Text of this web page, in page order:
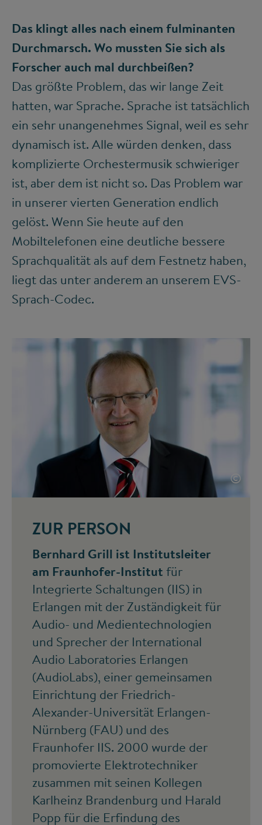
Das klingt alles nach einem fulminanten
Durchmarsch. Wo mussten Sie sich als
Forscher auch mal durchbeißen?
Das größte Problem, das wir lange Zeit
hatten, war Sprache. Sprache ist tatsächlich
ein sehr unangenehmes Signal, weil es sehr
dynamisch ist. Alle würden denken, dass
komplizierte Orchestermusik schwieriger
ist, aber dem ist nicht so. Das Problem war
in unserer vierten Generation endlich
gelöst. Wenn Sie heute auf den
Mobiltelefonen eine deutliche bessere
Sprachqualität als auf dem Festnetz haben,
liegt das unter anderem an unserem EVS-
Sprach-Codec.
©
ZUR PERSON
Bernhard Grill ist Institutsleiter
am Fraunhofer-Institut für
Integrierte Schaltungen (IIS) in
Erlangen mit der Zuständigkeit für
Audio- und Medientechnologien
und Sprecher der International
Audio Laboratories Erlangen
(AudioLabs), einer gemeinsamen
Einrichtung der Friedrich-
Alexander-Universität Erlangen-
Nürnberg (FAU) und des
Fraunhofer IIS. 2000 wurde der
promovierte Elektrotechniker
zusammen mit seinen Kollegen
Karlheinz Brandenburg und Harald
Popp für die Erfindung des